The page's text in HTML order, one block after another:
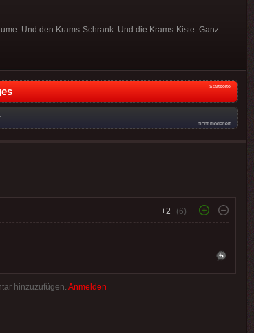
Und den Krams-Schrank. Und die Krams-Kiste. Ganz
Startseite
nicht moderiert
+2 (6)
hinzuzufügen. Anmelden